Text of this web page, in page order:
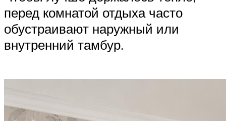
перед комнатой отдыха часто
обустраивают наружный или
внутренний тамбур.